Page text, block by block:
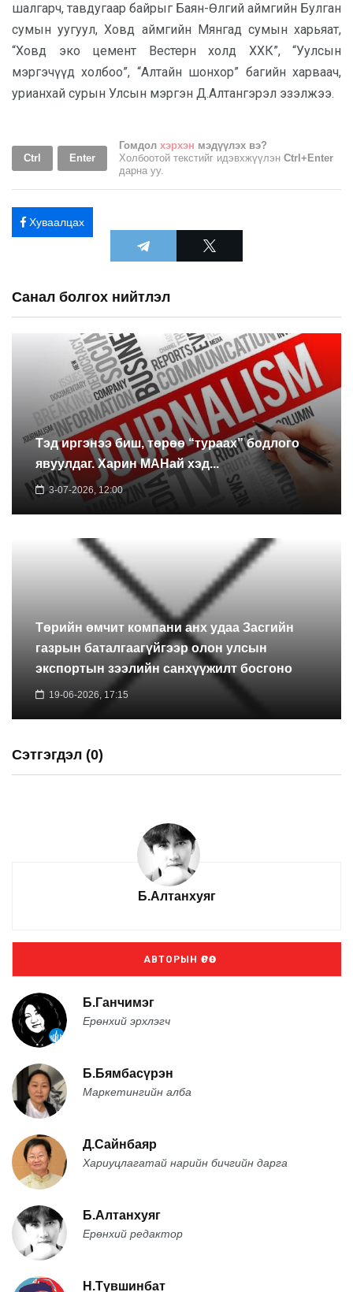
шалгарч, тавдугаар байрыг Баян-Өлгий аймгийн Булган
сумын уугуул, Ховд аймгийн Мянгад сумын харьяат,
“Ховд эко цемент Вестерн холд ХХК”, “Уулсын
мэргэчүүд холбоо”, “Алтайн шонхор” багийн харваач,
урианхай сурын Улсын мэргэн Д.Алтангэрэл эзэлжээ.
Ctrl Enter
Гомдол хэрхэн мэдүүлэх вэ?
Холбоотой текстийг идэвхжүүлэн Ctrl+Enter
дарна уу.
Хуваалцах
Санал болгох нийтлэл
Тэд иргэнээ биш, төрөө “тураах” бодлого
явуулдаг. Харин МАНай хэд...
3-07-2026, 12:00
Төрийн өмчит компани анх удаа Засгийн
газрын баталгаагүйгээр олон улсын
экспортын зээлийн санхүүжилт босгоно
19-06-2026, 17:15
Сэтгэгдэл (0)
Б.Алтанхуяг
АВТОРЫН ӨРӨӨ
Б.Ганчимэг
Ерөнхий эрхлэгч
Б.Бямбасүрэн
Маркетингийн алба
Д.Сайнбаяр
Хариуцлагатай нарийн бичгийн дарга
Б.Алтанхуяг
Ерөнхий редактор
Н.Түвшинбат